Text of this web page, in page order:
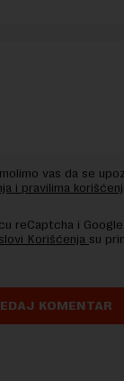
vas da se
i pravilima
reCaptcha i Google.
Korišćenja su